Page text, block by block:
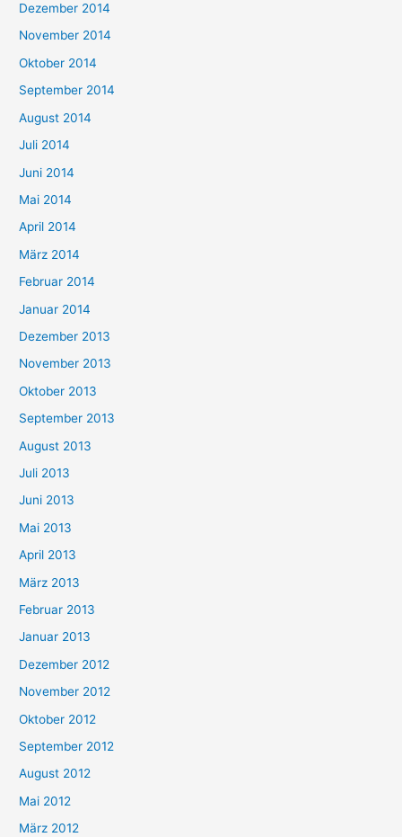
Dezember 2014
November 2014
Oktober 2014
September 2014
August 2014
Juli 2014
Juni 2014
Mai 2014
April 2014
März 2014
Februar 2014
Januar 2014
Dezember 2013
November 2013
Oktober 2013
September 2013
August 2013
Juli 2013
Juni 2013
Mai 2013
April 2013
März 2013
Februar 2013
Januar 2013
Dezember 2012
November 2012
Oktober 2012
September 2012
August 2012
Mai 2012
März 2012